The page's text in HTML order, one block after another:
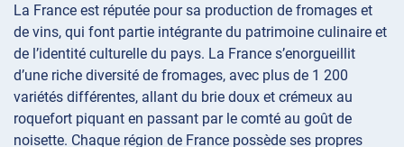
La France est réputée pour sa production de fromages et
de vins, qui font partie intégrante du patrimoine culinaire et
de l’identité culturelle du pays. La France s’enorgueillit
d’une riche diversité de fromages, avec plus de 1 200
variétés différentes, allant du brie doux et crémeux au
roquefort piquant en passant par le comté au goût de
noisette. Chaque région de France possède ses propres